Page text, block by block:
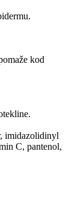
kod
imidazolidinyl
C, pantenol,